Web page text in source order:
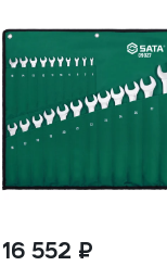
16 552 ₽